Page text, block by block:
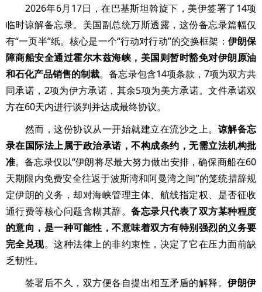
2026年6月17日，在巴基斯坦斡旋下，美伊签署了14项
临时谅解备忘录。美国副总统万斯透露，这份备忘录篇幅仅
有“一页半”纸。核心是一个“行动对行动”的交换框架： 伊朗保
障商船安全通过霍尔木兹海峡，美国则暂时豁免对伊朗原油
和石化产品销售的制裁。备忘录包含14项条款，7项为双方共
同承诺，2项为伊方承诺，其余5项为美方承诺。文件承诺双
方在60天内进行谈判并达成最终协议。
然而，这份协议从一开始就建立在流沙之上。 谅解备忘
录在国际法上属于政治承诺，不构成条约，无需立法机构批
准。备忘录仅以“伊朗将尽最大努力做出安排，确保商船在60
天期限内免费安全往返于波斯湾和阿曼湾之间”的笼统措辞规
定伊朗的义务，却对海峡管理主体、航线指定权、是否征收
通行费等核心问题含糊其辞。备忘录只代表了双方某种程度
的意向，是一种可能性，不意味着双方有特别强烈的义务要
完全兑现。这种法律上的非约束性，决定了它在压力面前缺
乏韧性。
签署后不久，双方便各自提出相互矛盾的解释。伊朗伊